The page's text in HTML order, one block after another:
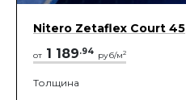
Nitero Zetaflex Court 45
от 1 189.94 руб/м2
Толщина